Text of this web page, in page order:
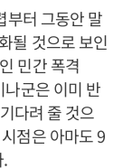
부터 그동안 말
될 것으로 보인
민간 폭격
군은 이미 반
다려 줄 것으
점은 아마도 9
.